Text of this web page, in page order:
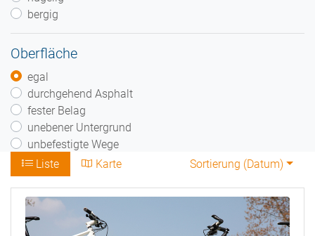
bergig
Oberfläche
egal
durchgehend Asphalt
fester Belag
unebener Untergrund
unbefestigte Wege
Liste
Karte Sortierung (Datum)